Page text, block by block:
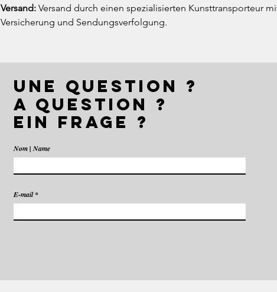
Versand: Versand durch einen spezialisierten Kunsttransporteur
Versicherung und Sendungsverfolgung.
EIN FRAGE ?
UNE QUESTION ?
A QUESTION ?
Nom | Name
E-mail